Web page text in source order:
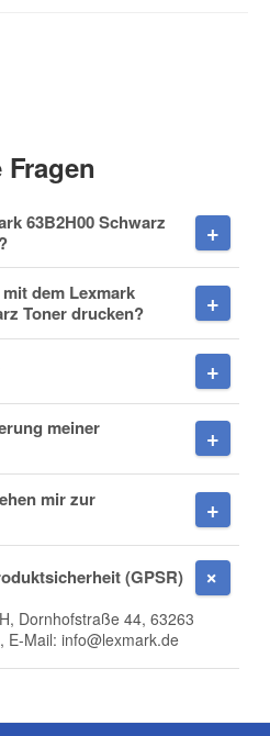
63B2H00 Schwarz
dem Lexmark
Toner drucken?
meiner
mir zur
(GPSR)
Dornhofstraße 44, 63263
E-Mail: info@lexmark.de